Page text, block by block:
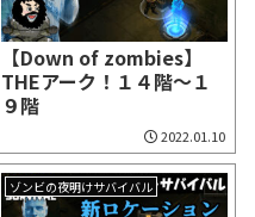
【Down of zombies】
THEアーク！１４階～１
９階
2022.01.10
ゾンビの夜明けサバイバル